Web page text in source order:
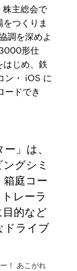
株主総会で
つくりま
調を深めよ
形仕
はじめ、鉄
ン・ iOS に
ードでき
」は、
グシミ
庭コー
レーラ
的など
ドライブ
！ あこがれ